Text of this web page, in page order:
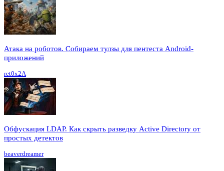
Атака на роботов. Собираем тулзы для пентеста Android-
приложений
ret0x2A
Обфускация LDAP. Как скрыть разведку Active Directory от
простых детектов
beaverdreamer